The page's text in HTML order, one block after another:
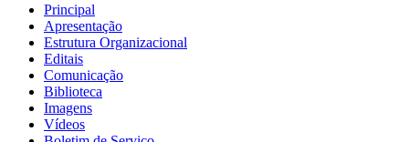
Principal
Apresentação
Estrutura Organizacional
Editais
Comunicação
Biblioteca
Imagens
Vídeos